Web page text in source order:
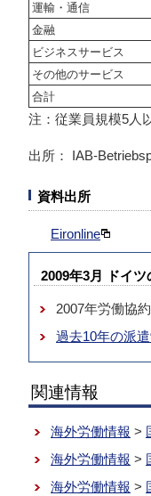
運輸・通信
金融
ビジネスサービス
その他のサービス
合計
注：従業員規模5人
出所： IAB-
資料出所
Eironline
2009年3月 ドイツ
2007年労働協
過去10年の派
関連情報
海外労働情報 >
海外労働情報 >
海外労働情報 >